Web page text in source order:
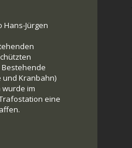
Jürgen
und Kranbahn)
im
eine